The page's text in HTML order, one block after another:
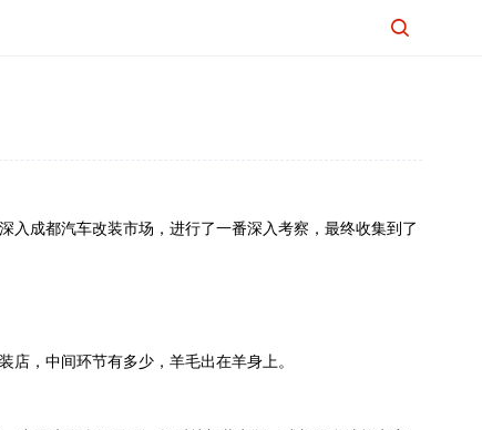

入成都汽车改装市场，进行了一番深入考察，最终收集到了
，中间环节有多少，羊毛出在羊身上。